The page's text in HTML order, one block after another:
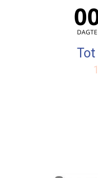
DAGTE